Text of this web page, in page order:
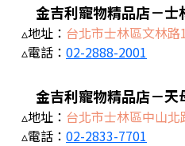
金吉利寵物精品店－士
▵地址： 台北市士林區文林路
▵電話： 02-2888-2001
金吉利寵物精品店－天
▵地址： 台北市士林區中山
▵電話： 02-2833-7701